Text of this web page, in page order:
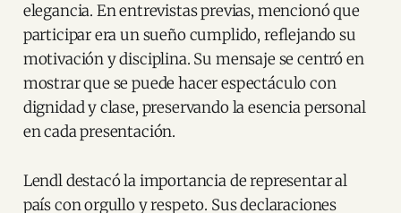
elegancia. En entrevistas previas, mencionó que
participar era un sueño cumplido, reflejando su
motivación y disciplina. Su mensaje se centró en
mostrar que se puede hacer espectáculo con
dignidad y clase, preservando la esencia personal
en cada presentación.
Lendl destacó la importancia de representar al
país con orgullo y respeto. Sus declaraciones